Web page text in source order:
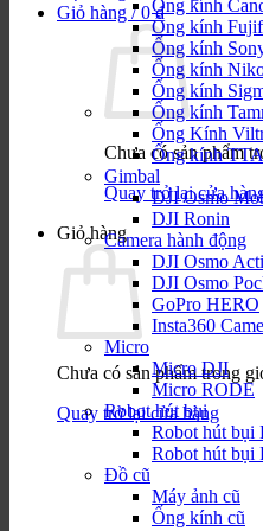
Giỏ hàng /0₫
Chưa có sản phẩm
Quay trở lại cửa
Giỏ hàng
Chưa có sản phẩm trong
Quay trở lại cửa hàng
Ống kính
Ống kính
Ống kính
Ống kính
Ống kính
Ống kính
Ống Kính
Ống kính
Gimbal
DJI Osmo
DJI Ronin
Camera hành động
DJI Osmo
DJI Osmo
GoPro HERO
Insta360
Micro
Micro DJI
Micro RODE
Robot hút bụi
Robot hút bụi
Robot hút bụi
Đồ cũ
Máy ảnh cũ
Ống kính cũ